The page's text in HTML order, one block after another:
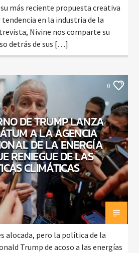
su más reciente propuesta creativa
en la industria de la
Nivine nos comparte su
detrás de sus […]
0
DE TRUMP LANZA
A LA AGENCIA
DE LA ENERGÍA
RENIEGUE DE LAS
CLIMÁTICAS
alocada, pero la política de la
Trump de acoso a las energías